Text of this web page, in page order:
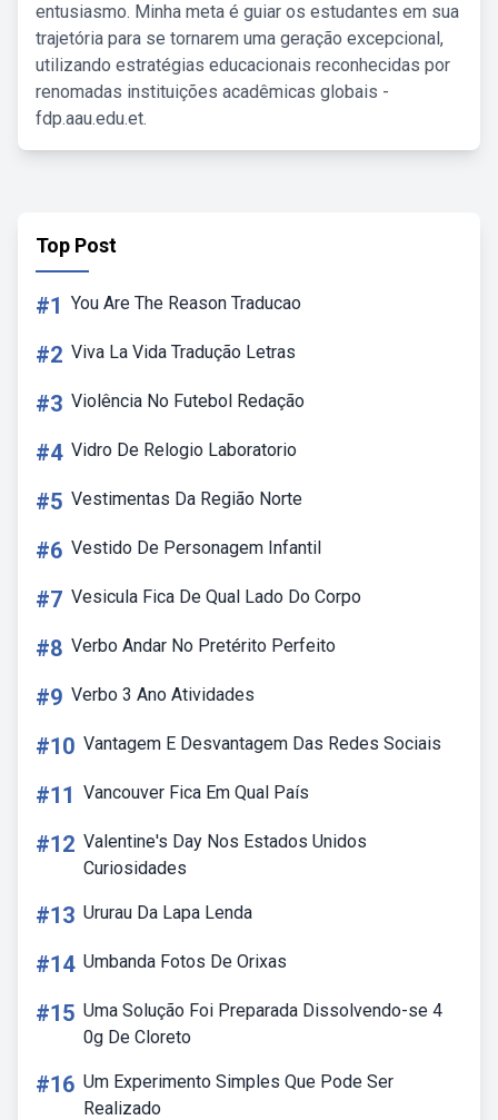
entusiasmo. Minha meta é guiar os estudantes em sua
trajetória para se tornarem uma geração excepcional,
utilizando estratégias educacionais reconhecidas por
renomadas instituições acadêmicas globais -
fdp.aau.edu.et.
Top Post
#1 You Are The Reason Traducao
#2 Viva La Vida Tradução Letras
#3 Violência No Futebol Redação
#4 Vidro De Relogio Laboratorio
#5 Vestimentas Da Região Norte
#6 Vestido De Personagem Infantil
#7 Vesicula Fica De Qual Lado Do Corpo
#8 Verbo Andar No Pretérito Perfeito
#9 Verbo 3 Ano Atividades
#10 Vantagem E Desvantagem Das Redes Sociais
#11 Vancouver Fica Em Qual País
#12 Valentine's Day Nos Estados Unidos
Curiosidades
#13 Ururau Da Lapa Lenda
#14 Umbanda Fotos De Orixas
#15 Uma Solução Foi Preparada Dissolvendo-se 4
0g De Cloreto
#16 Um Experimento Simples Que Pode Ser
Realizado